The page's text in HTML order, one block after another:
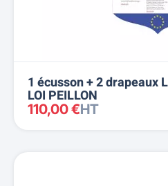
1 écusson + 2 drapeaux
LOI PEILLON
110,00 €HT